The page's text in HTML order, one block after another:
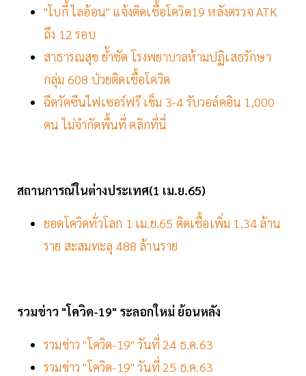
"โบกี้ ไลอ้อน" แจ้งติดเชื้อโควิด19 หลังตรวจ ATK
ถึง 12 รอบ
สาธารณสุข ย้ำชัด โรงพยาบาลห้ามปฏิเสธรักษา
กลุ่ม 608 ป่วยติดเชื้อโควิด
ฉีดวัคซีนไฟเซอร์ฟรี เข็ม 3-4 รับวอล์คอิน 1,000
คน ไม่จำกัดพื้นที่ คลิกที่นี่
สถานการณ์ในต่างประเทศ(1 เม.ย.65)
ยอดโควิดทั่วโลก 1 เม.ย.65 ติดเชื้อเพิ่ม 1.34 ล้าน
ราย สะสมทะลุ 488 ล้านราย
รวมข่าว "โควิด-19" ระลอกใหม่ ย้อนหลัง
รวมข่าว "โควิด-19" วันที่ 24 ธ.ค.63
รวมข่าว "โควิด-19" วันที่ 25 ธ.ค.63